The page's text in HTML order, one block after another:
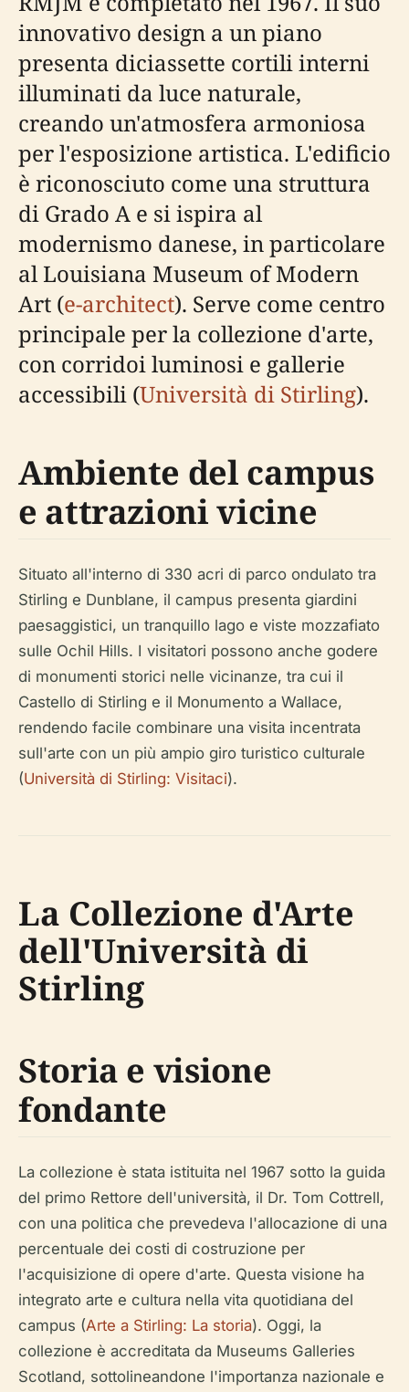
innovativo design a un piano
presenta diciassette cortili interni
illuminati da luce naturale,
creando un'atmosfera armoniosa
per l'esposizione artistica. L'edificio
è riconosciuto come una struttura
di Grado A e si ispira al
modernismo danese, in particolare
al Louisiana Museum of Modern
Art (e-architect). Serve come centro
principale per la collezione d'arte,
con corridoi luminosi e gallerie
accessibili (Università di Stirling).
Ambiente del campus
e attrazioni vicine
Situato all'interno di 330 acri di parco ondulato tra
Stirling e Dunblane, il campus presenta giardini
paesaggistici, un tranquillo lago e viste mozzafiato
sulle Ochil Hills. I visitatori possono anche godere
di monumenti storici nelle vicinanze, tra cui il
Castello di Stirling e il Monumento a Wallace,
rendendo facile combinare una visita incentrata
sull'arte con un più ampio giro turistico culturale
(Università di Stirling: Visitaci).
La Collezione d'Arte
dell'Università di
Stirling
Storia e visione
fondante
La collezione è stata istituita nel 1967 sotto la guida
del primo Rettore dell'università, il Dr. Tom Cottrell,
con una politica che prevedeva l'allocazione di una
percentuale dei costi di costruzione per
l'acquisizione di opere d'arte. Questa visione ha
integrato arte e cultura nella vita quotidiana del
campus (Arte a Stirling: La storia). Oggi, la
collezione è accreditata da Museums Galleries
Scotland, sottolineandone l'importanza nazionale e